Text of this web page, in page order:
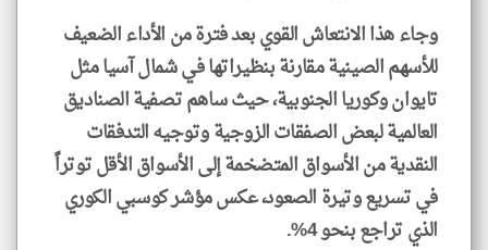
وجاء هذا الانتعاش القوي بعد فترة من الأداء الضعيف
للأسهم الصينية مقارنة بنظيراتها في شمال آسيا مثل
تايوان وكوريا الجنوبية، حيث ساهم تصفية الصناديق
العالمية لبعض الصفقات الزوجية وتوجيه التدفقات
النقدية من الأسواق المتضخمة إلى الأسواق الأقل توتراً
في تسريع وتيرة الصعود، عكس مؤشر كوسبي الكوري
الذي تراجع بنحو 4%.